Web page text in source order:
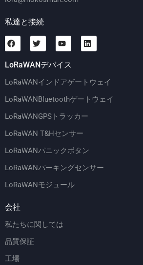
私達と接続
LoRaWANデバイス
LoRaWANインドアゲートウェイ
LoRaWANBluetoothゲートウェイ
LoRaWANGPSトラッカー
LoRaWAN T&Hセンサー
LoRaWANパニックボタン
LoRaWANパーキングセンサー
LoRaWANモジュール
会社
私たちに関しては
品質保証
工場